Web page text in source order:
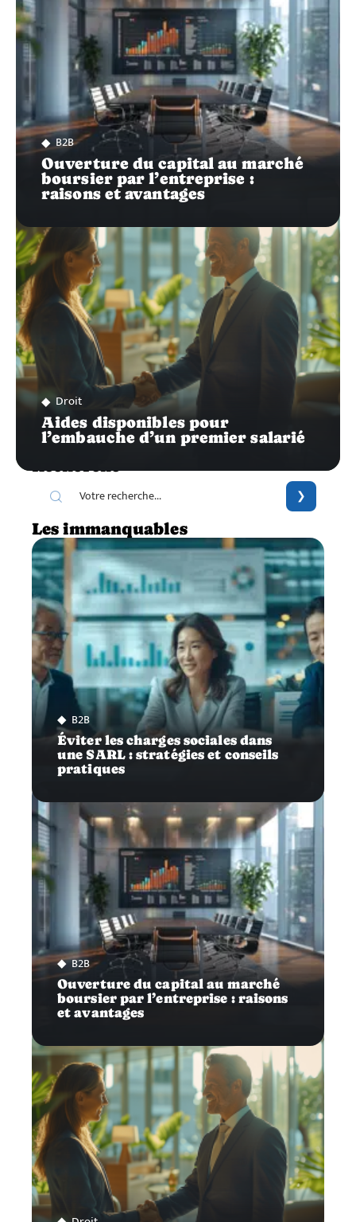
B2B
Ouverture du capital au marché
boursier par l’entreprise :
raisons et avantages
Droit
Aides disponibles pour
l’embauche d’un premier salarié
Recherche
Les immanquables
B2B
Éviter les charges sociales dans
une SARL : stratégies et conseils
pratiques
B2B
Ouverture du capital au marché
boursier par l’entreprise : raisons
et avantages